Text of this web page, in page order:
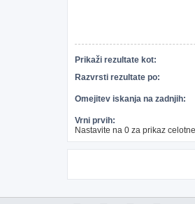
Prikaži rezultate kot:
Razvrsti rezultate po:
Omejitev iskanja na zadnjih:
Vrni prvih:
Nastavite na 0 za prikaz